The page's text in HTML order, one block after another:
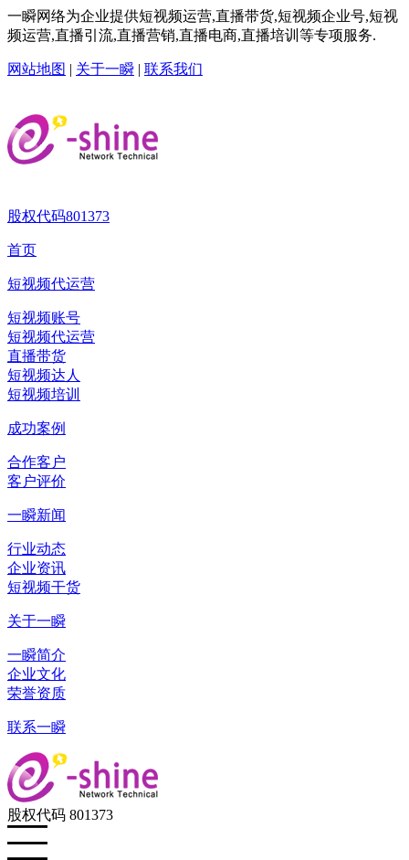
一瞬网络为企业提供短视频运营,直播带货,短视频企业号,短视
频运营,直播引流,直播营销,直播电商,直播培训等专项服务.
网站地图 | 关于一瞬 | 联系我们
股权代码801373
首页
短视频代运营
短视频账号
短视频代运营
直播带货
短视频达人
短视频培训
成功案例
合作客户
客户评价
一瞬新闻
行业动态
企业资讯
短视频干货
关于一瞬
一瞬简介
企业文化
荣誉资质
联系一瞬
股权代码 801373